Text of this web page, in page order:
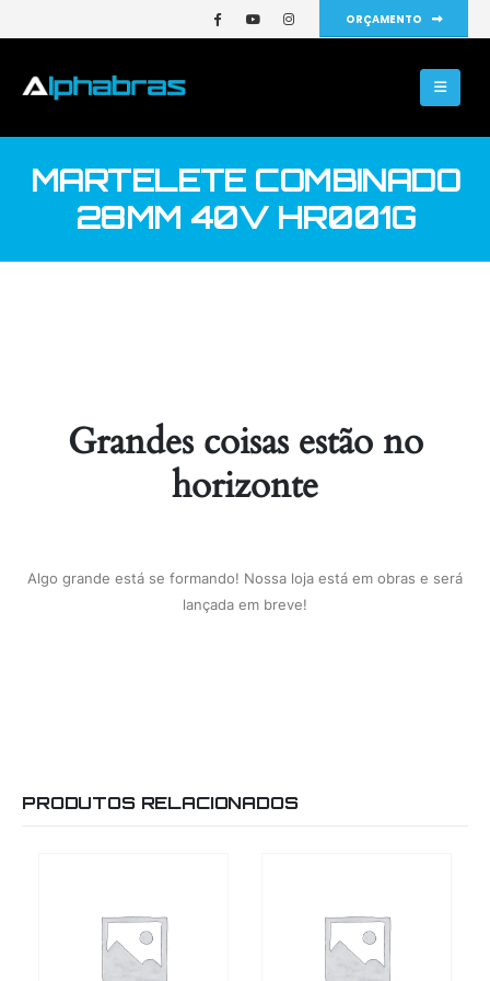
ORÇAMENTO
MARTELETE COMBINADO
28MM 40V HR001G
Grandes coisas estão no
horizonte
Algo grande está se formando! Nossa loja está em obras e será
lançada em breve!
PRODUTOS RELACIONADOS